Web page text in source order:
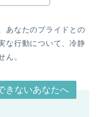
あなたのプライドとの
な行動について、冷静
ん。
きないあなたへ